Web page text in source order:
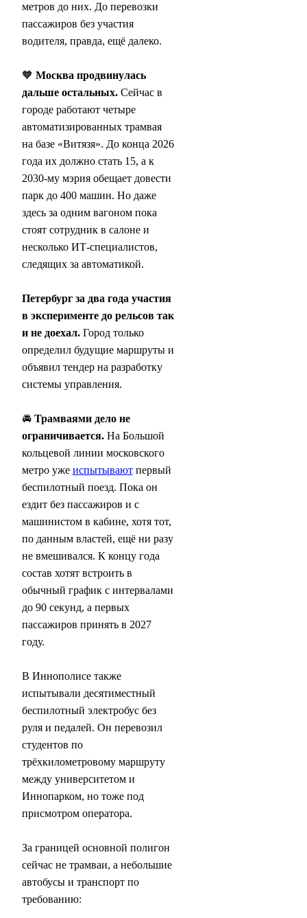
метров до них. До перевозки
пассажиров без участия
водителя, правда, ещё далеко.
🧡 Москва продвинулась
дальше остальных.Сейчас в
городе работают четыре
автоматизированных трамвая
на базе «Витязя». До конца 2026
года их должно стать 15, а к
2030-му мэрия обещает довести
парк до 400 машин. Но даже
здесь за одним вагоном пока
стоят сотрудник в салоне и
несколько ИТ-специалистов,
следящих за автоматикой.
Петербург за два года участия
в эксперименте до рельсов так
и не доехал. Город только
определил будущие маршруты и
объявил тендер на разработку
системы управления.
🚘 Трамваями дело не
ограничивается.На Большой
кольцевой линии московского
метро уже испытываютпервый
беспилотный поезд. Пока он
ездит без пассажиров и с
машинистом в кабине, хотя тот,
по данным властей, ещё ни разу
не вмешивался. К концу года
состав хотят встроить в
обычный график с интервалами
до 90 секунд, а первых
пассажиров принять в 2027
году.
В Иннополисе также
испытывали десятиместный
беспилотный электробус без
руля и педалей. Он перевозил
студентов по
трёхкилометровому маршруту
между университетом и
Иннопарком, но тоже под
присмотром оператора.
За границей основной полигон
сейчас не трамваи, а небольшие
автобусы и транспорт по
требованию: